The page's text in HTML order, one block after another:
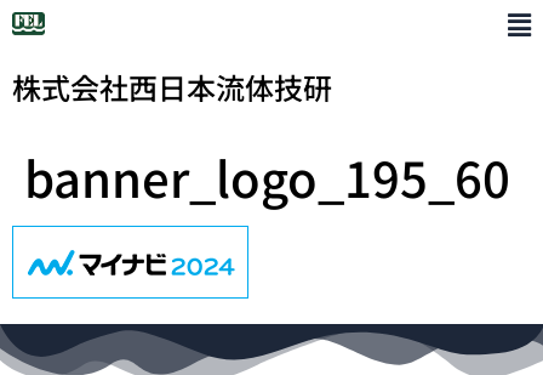
株式会社西日本流体技研
banner_logo_195_60